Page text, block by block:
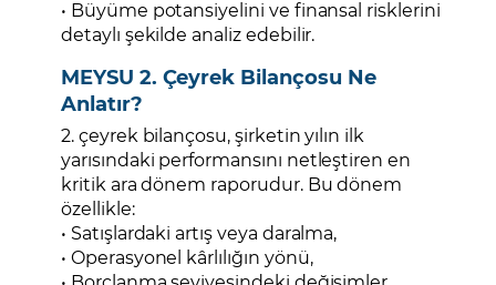
• Büyüme potansiyelini ve finansal risklerini
detaylı şekilde analiz edebilir.
MEYSU 2. Çeyrek Bilançosu Ne
Anlatır?
2. çeyrek bilançosu, şirketin yılın ilk
yarısındaki performansını netleştiren en
kritik ara dönem raporudur. Bu dönem
özellikle:
• Satışlardaki artış veya daralma,
• Operasyonel kârlılığın yönü,